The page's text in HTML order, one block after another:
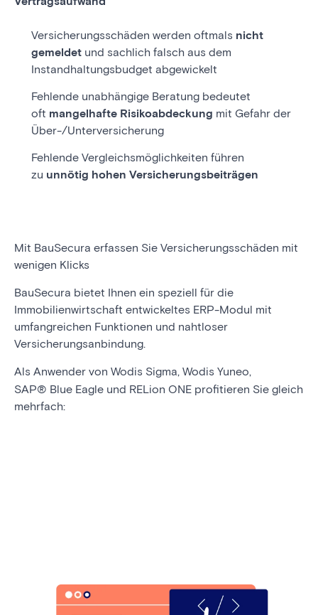
Versicherungsschäden werden oftmals nicht
gemeldet und sachlich falsch aus dem
Instandhaltungsbudget abgewickelt
Fehlende unabhängige Beratung bedeutet
oft mangelhafte Risikoabdeckung mit Gefahr der
Über-/Unterversicherung
Fehlende Vergleichsmöglichkeiten führen
zu unnötig hohen Versicherungsbeiträgen
Mit BauSecura erfassen Sie Versicherungsschäden mit
wenigen Klicks
BauSecura bietet Ihnen ein speziell für die
Immobilienwirtschaft entwickeltes ERP-Modul mit
umfangreichen Funktionen und nahtloser
Versicherungsanbindung.
Als Anwender von Wodis Sigma, Wodis Yuneo,
SAP® Blue Eagle und RELion ONE profitieren Sie gleich
mehrfach: